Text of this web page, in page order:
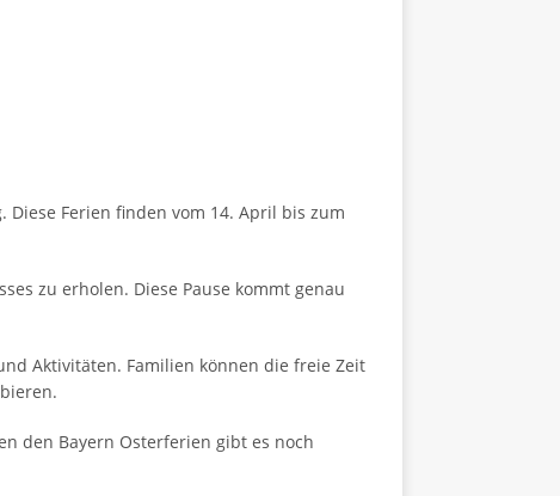
Ferien finden vom 14. April bis zum
zu erholen. Diese Pause kommt genau
Aktivitäten. Familien können die freie Zeit
den Bayern Osterferien gibt es noch